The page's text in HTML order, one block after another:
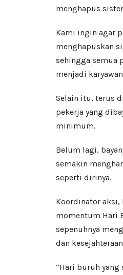
menghapus
Kami ingin agar
menghapuskan
sehingga semua
menjadi
Selain itu, terus
pekerja yang
minimum.
Belum lagi,
semakin
seperti dirinya.
Koordinator aksi,
momentum Hari
sepenuhnya
dan
“Hari buruh